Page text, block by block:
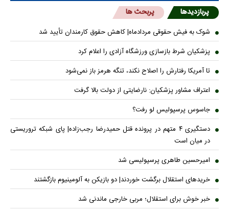
پربازدیدها پربحث ها
شوک به فیش حقوقی مردادماه| کاهش حقوق کارمندان تأیید شد
پزشکیان شرط بازسازی ورزشگاه آزادی را اعلام کرد
تا آمریکا رفتارش را اصلاح نکند، تنگه هرمز باز نمی‌شود
اعتراف مشاور پزشکیان: نارضایتی از دولت بالا گرفت
جاسوس پرسپولیس لو رفت؟
دستگیری ۴ متهم در پرونده قتل حمیدرضا رجب‌زاده| پای شبکه تروریستی
در میان است
امیرحسین طاهری پرسپولیسی شد
خریدهای استقلال برگشت خوردند| دو بازیکن به آلومینیوم بازگشتند
خبر خوش برای استقلال؛ مربی خارجی ماندنی شد